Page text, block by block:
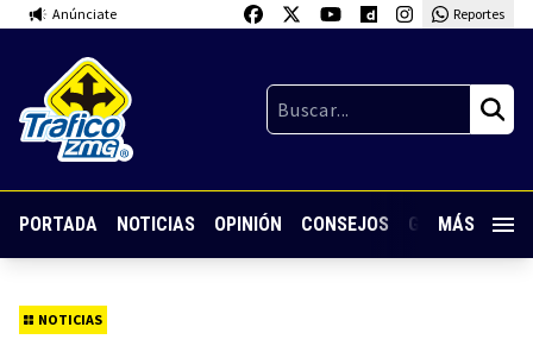
Anúnciate Reportes
PORTADA NOTICIAS OPINIÓN CONSEJOS GUARDIA
MÁS
NOTICIAS